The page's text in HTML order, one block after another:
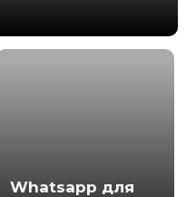
Whatsapp для